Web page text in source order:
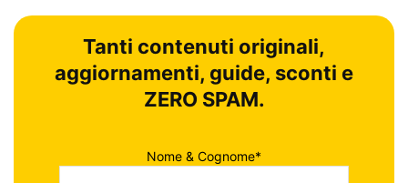
Tanti contenuti originali,
aggiornamenti, guide, sconti e
ZERO SPAM.
Nome & Cognome*